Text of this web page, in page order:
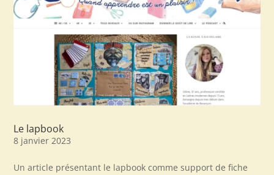
Le lapbook
8 janvier 2023
Un article présentant le lapbook comme support de fiche